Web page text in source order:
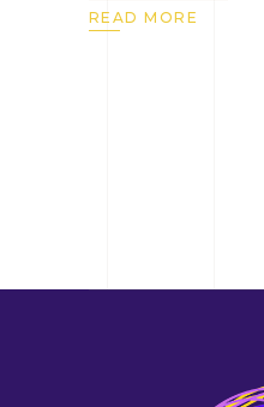
READ MORE